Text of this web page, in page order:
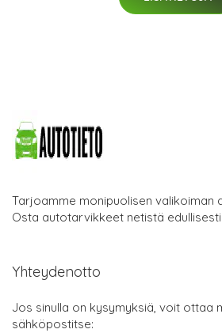
Tarjoamme monipuolisen valikoiman
Osta autotarvikkeet netistä edullisesti.
Yhteydenotto
Jos sinulla on kysymyksiä, voit ottaa
sähköpostitse: